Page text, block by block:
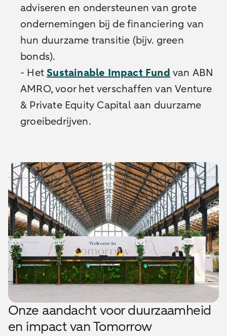
adviseren en ondersteunen van grote
ondernemingen bij de financiering van
hun duurzame transitie (bijv. green
bonds).
- HetSustainable Impact Fund van ABN
AMRO, voor het verschaffen van Venture
& Private Equity Capital aan duurzame
groeibedrijven.
Onze aandacht voor duurzaamheid
en impact van Tomorrow